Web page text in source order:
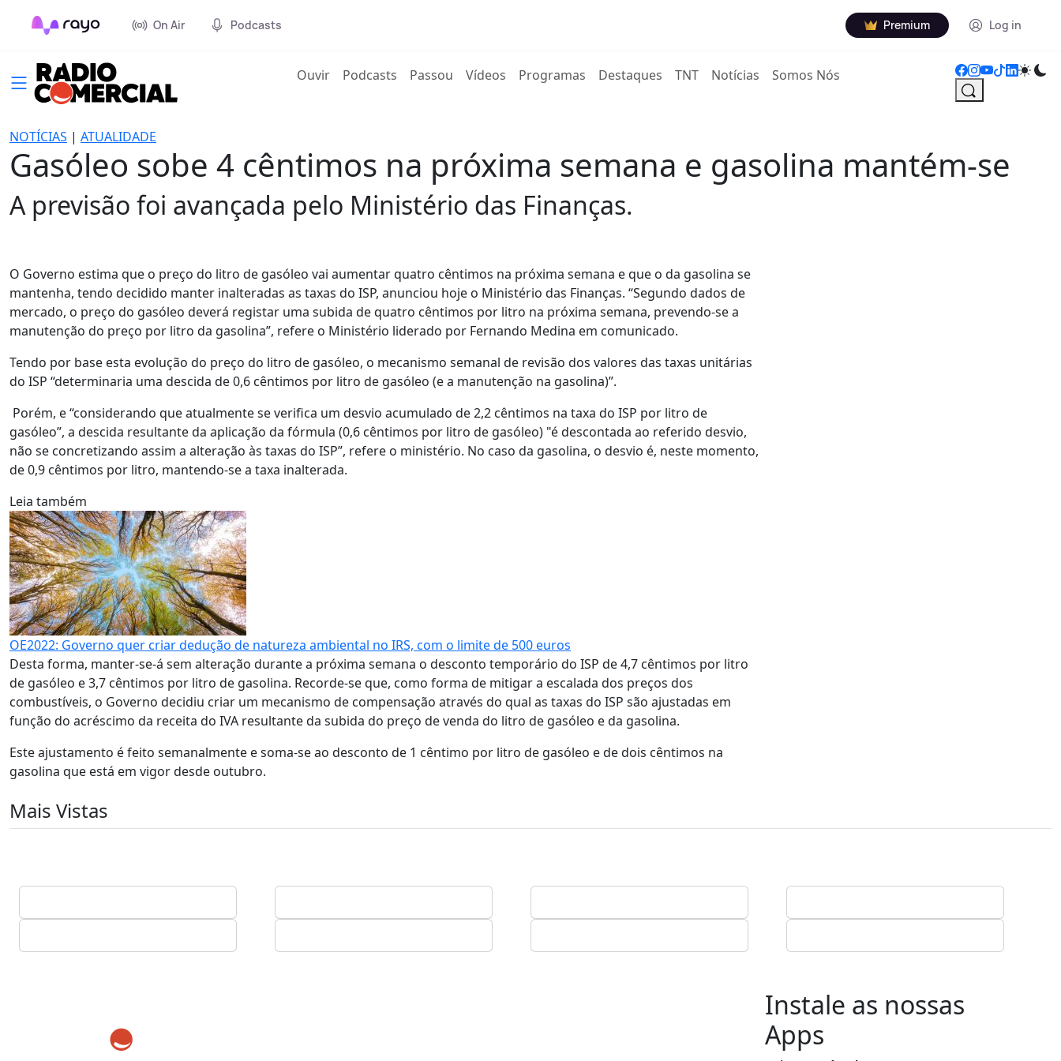
On Air Podcasts Premium Log in
Ouvir(current)
Podcasts Passou Vídeos Programas Destaques TNT Notícias Somos Nós
NOTÍCIAS | ATUALIDADE
Gasóleo sobe 4 cêntimos na próxima semana e gasolina mantém-se
A previsão foi avançada pelo Ministério das Finanças.
O Governo estima que o preço do litro de gasóleo vai aumentar quatro cêntimos na próxima semana e que o da gasolina se
mantenha, tendo decidido manter inalteradas as taxas do ISP, anunciou hoje o Ministério das Finanças. “Segundo dados de
mercado, o preço do gasóleo deverá registar uma subida de quatro cêntimos por litro na próxima semana, prevendo-se a
manutenção do preço por litro da gasolina”, refere o Ministério liderado por Fernando Medina em comunicado.
Tendo por base esta evolução do preço do litro de gasóleo, o mecanismo semanal de revisão dos valores das taxas unitárias
do ISP “determinaria uma descida de 0,6 cêntimos por litro de gasóleo (e a manutenção na gasolina)”.
Porém, e “considerando que atualmente se verifica um desvio acumulado de 2,2 cêntimos na taxa do ISP por litro de
gasóleo”, a descida resultante da aplicação da fórmula (0,6 cêntimos por litro de gasóleo) "é descontada ao referido desvio,
não se concretizando assim a alteração às taxas do ISP”, refere o ministério. No caso da gasolina, o desvio é, neste momento,
de 0,9 cêntimos por litro, mantendo-se a taxa inalterada.
Leia também
OE2022: Governo quer criar dedução de natureza ambiental no IRS, com o limite de 500 euros
Desta forma, manter-se-á sem alteração durante a próxima semana o desconto temporário do ISP de 4,7 cêntimos por litro
de gasóleo e 3,7 cêntimos por litro de gasolina. Recorde-se que, como forma de mitigar a escalada dos preços dos
combustíveis, o Governo decidiu criar um mecanismo de compensação através do qual as taxas do ISP são ajustadas em
função do acréscimo da receita do IVA resultante da subida do preço de venda do litro de gasóleo e da gasolina.
Este ajustamento é feito semanalmente e soma-se ao desconto de 1 cêntimo por litro de gasóleo e de dois cêntimos na
gasolina que está em vigor desde outubro.
Mais Vistas
Instale as nossas
Apps